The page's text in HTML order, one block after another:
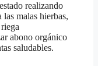
realizando
malas hierbas,
abono orgánico
saludables.